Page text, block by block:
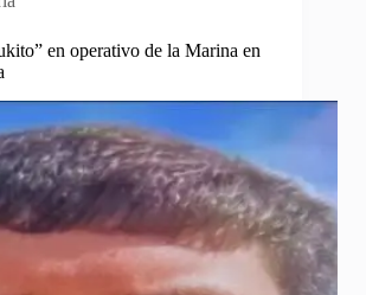
en operativo de la Marina en